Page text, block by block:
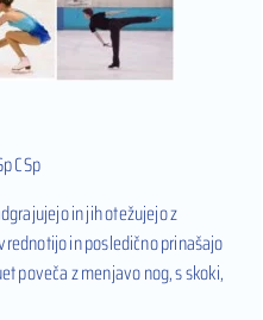
CSp
in jih otežujejo z
in posledično prinašajo
poveča z menjavo nog, s skoki,